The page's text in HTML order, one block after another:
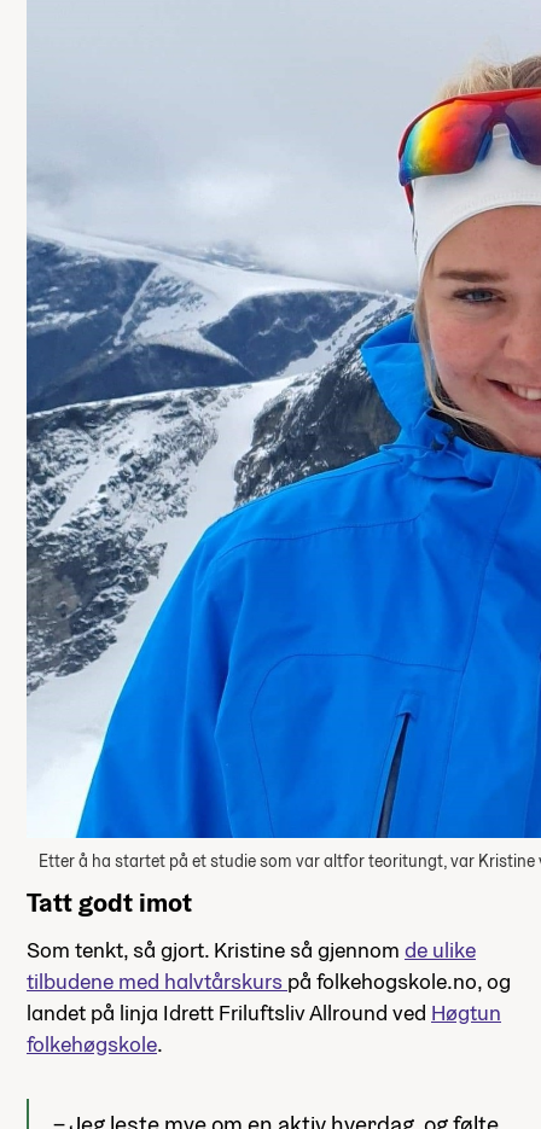
Etter å ha startet på et studie som var altfor teoritungt, var
Tatt godt imot
Som tenkt, så gjort. Kristine så gjennom de ulike
tilbudene med halvtårskurs på folkehogskole.no, og
landet på linja Idrett Friluftsliv Allround ved Høgtun
folkehøgskole.